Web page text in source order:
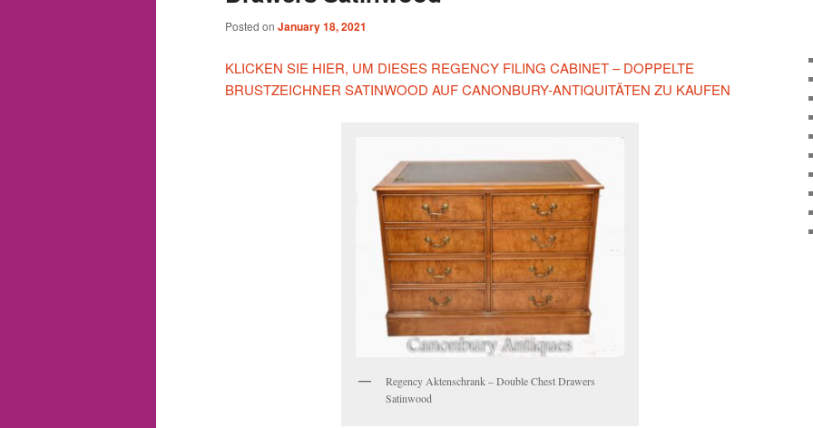
Posted on January 18, 2021
KLICKEN SIE HIER, UM DIESES REGENCY FILING CABINET – DOPPELTE
BRUSTZEICHNER SATINWOOD AUF CANONBURY-ANTIQUITÄTEN ZU KAUFEN
Regency Aktenschrank – Double Chest Drawers
Satinwood